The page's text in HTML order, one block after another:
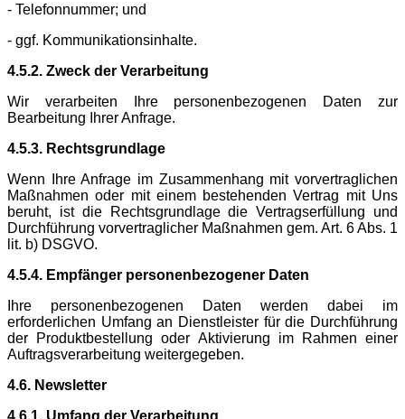
- Telefonnummer; und
- ggf. Kommunikationsinhalte.
4.5.2. Zweck der Verarbeitung
Wir verarbeiten Ihre personenbezogenen Daten zur
Bearbeitung Ihrer Anfrage.
4.5.3. Rechtsgrundlage
Wenn Ihre Anfrage im Zusammenhang mit vorvertraglichen
Maßnahmen oder mit einem bestehenden Vertrag mit Uns
beruht, ist die Rechtsgrundlage die Vertragserfüllung und
Durchführung vorvertraglicher Maßnahmen gem. Art. 6 Abs. 1
lit. b) DSGVO.
4.5.4. Empfänger personenbezogener Daten
Ihre personenbezogenen Daten werden dabei im
erforderlichen Umfang an Dienstleister für die Durchführung
der Produktbestellung oder Aktivierung im Rahmen einer
Auftragsverarbeitung weitergegeben.
4.6. Newsletter
4.6.1. Umfang der Verarbeitung